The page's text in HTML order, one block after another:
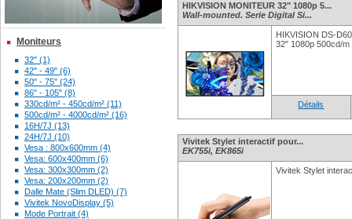
Moniteurs
32" (1)
42" - 49" (6)
50" - 75" (24)
86" - 105" (8)
330cd/m² - 450cd/m² (11)
500cd/m² - 4000cd/m² (16)
16H/7J (13)
24H/7J (10)
Vesa : 800x600mm (4)
Vesa: 600x400mm (6)
Vesa: 300x300mm (2)
Vesa: 200x200mm (2)
Dalle Mate (Slim DLED) (7)
Vivitek NovoDisplay (5)
Mode Portrait (4)
HIKVISION MONITEUR 32" 1080p 5...
Wall-mounted. Serie Digital Si...
HIKVISION DS-
32" 1080p 500cd/m
Détails
Vivitek Stylet interactif pour...
EK755i, EK865i
Vivitek Stylet